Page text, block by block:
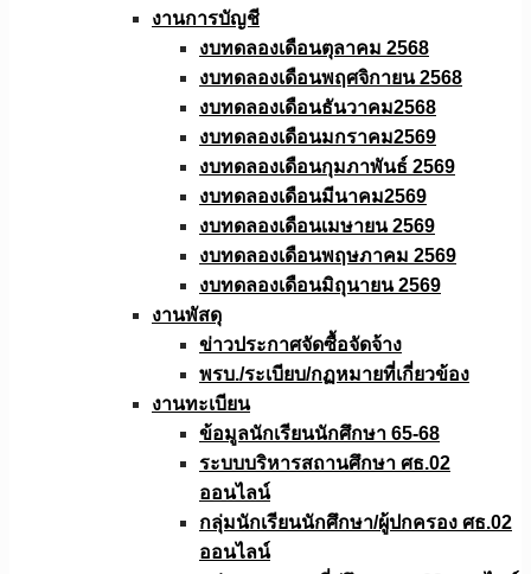
งานการบัญชี
งบทดลองเดือนตุลาคม 2568
งบทดลองเดือนพฤศจิกายน 2568
งบทดลองเดือนธันวาคม2568
งบทดลองเดือนมกราคม2569
งบทดลองเดือนกุมภาพันธ์ 2569
งบทดลองเดือนมีนาคม2569
งบทดลองเดือนเมษายน 2569
งบทดลองเดือนพฤษภาคม 2569
งบทดลองเดือนมิถุนายน 2569
งานพัสดุ
ข่าวประกาศจัดซื้อจัดจ้าง
พรบ./ระเบียบ/กฏหมายที่เกี่ยวข้อง
งานทะเบียน
ข้อมูลนักเรียนนักศึกษา 65-68
ระบบบริหารสถานศึกษา ศธ.02
ออนไลน์
กลุ่มนักเรียนนักศึกษา/ผู้ปกครอง ศธ.02
ออนไลน์